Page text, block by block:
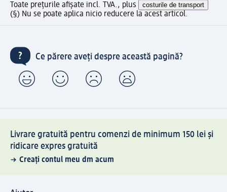
Toate prețurile afișate incl. TVA., plus costurile de transport
(§) Nu se poate aplica nicio reducere la acest articol.
Ce părere aveți despre această pagină?
Livrare gratuită pentru comenzi de minimum 150 lei și
ridicare expres gratuită
Creați contul meu dm acum